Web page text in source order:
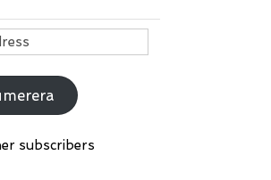
subscribers